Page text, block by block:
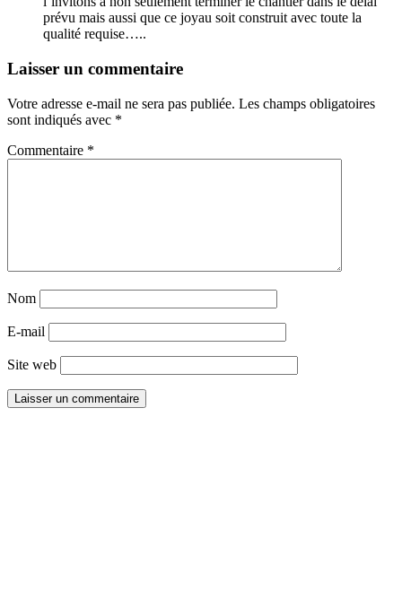
prévu mais aussi que ce joyau soit construit avec toute la
qualité requise…..
Laisser un commentaire
Votre adresse e-mail ne sera pas publiée. Les champs obligatoires
sont indiqués avec *
Commentaire *
Nom
E-mail
Site web